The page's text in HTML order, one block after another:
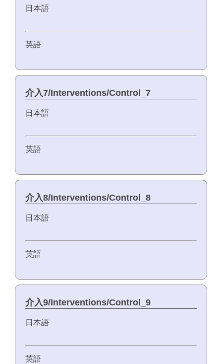
日本語
英語
介入7/Interventions/Control_7
日本語
英語
介入8/Interventions/Control_8
日本語
英語
介入9/Interventions/Control_9
日本語
英語